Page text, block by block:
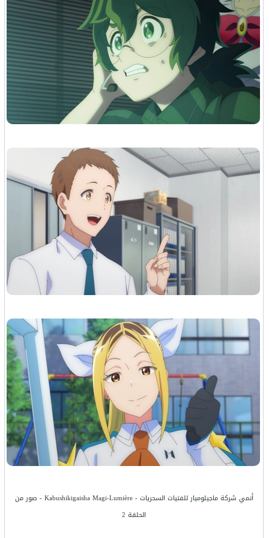
أنمي شركة ماجيلوميار للفتيات السحريات - Kabushikigaisha Magi-Lumière - صور من
الحلقة 2